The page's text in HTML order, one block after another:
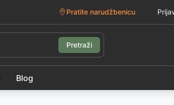
Pratite narudžbenicu
Pretraži
Blog